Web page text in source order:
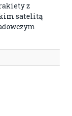
z
satelitą